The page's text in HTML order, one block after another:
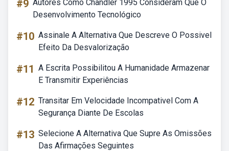
#9 Autores Como Chandler 1995 Consideram Que O
Desenvolvimento Tecnológico
#10 Assinale A Alternativa Que Descreve O Possivel
Efeito Da Desvalorização
#11 A Escrita Possibilitou A Humanidade Armazenar
E Transmitir Experiências
#12 Transitar Em Velocidade Incompativel Com A
Segurança Diante De Escolas
#13 Selecione A Alternativa Que Supre As Omissões
Das Afirmações Seguintes